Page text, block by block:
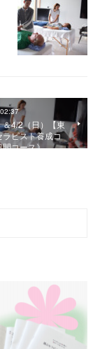
4/2（日）【東
ラピスト養成コ
間コース》